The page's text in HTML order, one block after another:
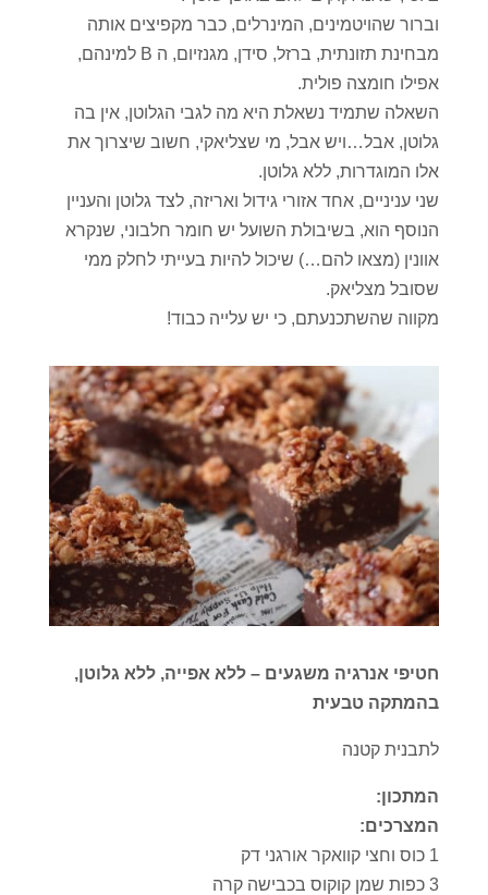
וברור שהויטמינים, המינרלים, כבר מקפיצים אותה
מבחינת תזונתית, ברזל, סידן, מגנזיום, ה B למינהם,
אפילו חומצה פולית.
השאלה שתמיד נשאלת היא מה לגבי הגלוטן, אין בה
גלוטן, אבל…ויש אבל, מי שצליאקי, חשוב שיצרוך את
אלו המוגדרות, ללא גלוטן.
שני עניניים, אחד אזורי גידול ואריזה, לצד גלוטן והעניין
הנוסף הוא, בשיבולת השועל יש חומר חלבוני, שנקרא
אוונין (מצאו להם…) שיכול להיות בעייתי לחלק ממי
שסובל מצליאק.
מקווה שהשתכנעתם, כי יש עלייה כבוד!
חטיפי אנרגיה משגעים – ללא אפייה, ללא גלוטן,
בהמתקה טבעית
לתבנית קטנה
המתכון:
המצרכים:
1 כוס וחצי קוואקר אורגני דק
3 כפות שמן קוקוס בכבישה קרה